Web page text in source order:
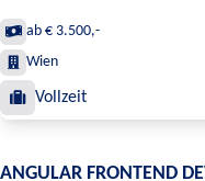
ab € 3.500,-
Wien
Vollzeit
ANGULAR FRONTEND